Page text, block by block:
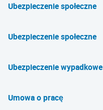
Ubezpieczenie społeczne
Ubezpieczenie społeczne
Ubezpieczenie wypadkowe
Umowa o pracę